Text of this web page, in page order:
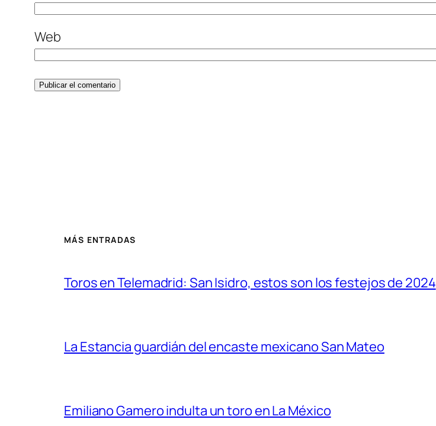
Web
MÁS ENTRADAS
Toros en Telemadrid: San Isidro, estos son los festejos de 2024
La Estancia guardián del encaste mexicano San Mateo
Emiliano Gamero indulta un toro en La México